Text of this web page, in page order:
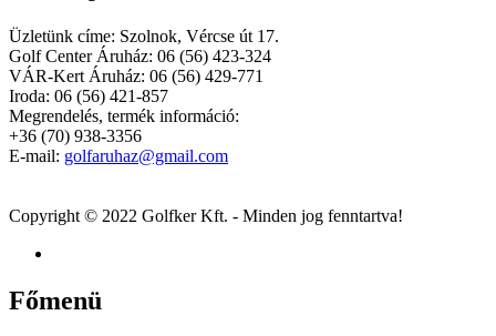
Üzletünk címe: Szolnok, Vércse út 17.
Golf Center Áruház: 06 (56) 423-324
VÁR-Kert Áruház: 06 (56) 429-771
Iroda: 06 (56) 421-857
Megrendelés, termék információ:
+36 (70) 938-3356
E-mail: golfaruhaz@gmail.com
Copyright © 2022 Golfker Kft. - Minden jog fenntartva!
Főmenü